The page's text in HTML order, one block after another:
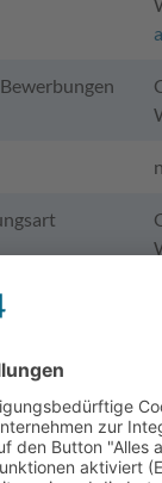
Video-
zu laden!
Service eines